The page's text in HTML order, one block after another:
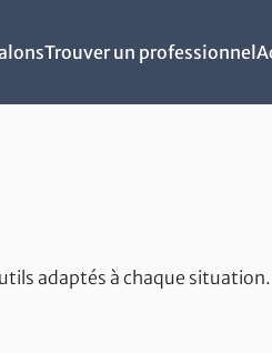
Trouver un professionnel
adaptés à chaque situation.